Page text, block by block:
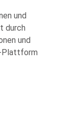
und
durch
und
Plattform